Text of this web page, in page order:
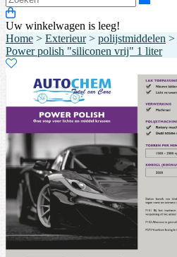
Uw winkelwagen is leeg!
Home > Exterieur> polijstmiddelen >
Power polish "siliconen vrij" 1 liter